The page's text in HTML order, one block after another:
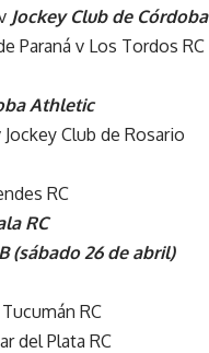
Jockey Club de Córdoba
Paraná v Los Tordos RC
Athletic
Club de Rosario
RC
RC
(sábado 26 de abril)
RC
del Plata RC